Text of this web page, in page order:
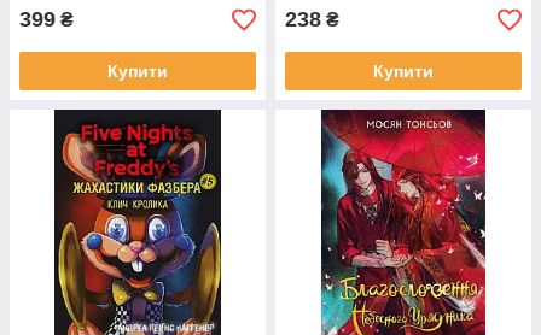
399 ₴
Купити
238 ₴
Купити